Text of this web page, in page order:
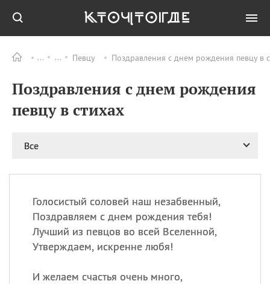
Певцу Поздравления с днем рождения певцу в
Поздравления с днем рождения
певцу в стихах
Все
Голосистый соловей наш незабвенный,
Поздравляем с днем рождения тебя!
Лучший из певцов во всей Вселенной,
Утверждаем, искренне любя!
И желаем счастья очень много,
ПРАЗДНИКИ Все
09.08 День памяти жертв
атомной
день
рисового пудинга
09.08 День Дымняшки
(Smokey Bear Day)